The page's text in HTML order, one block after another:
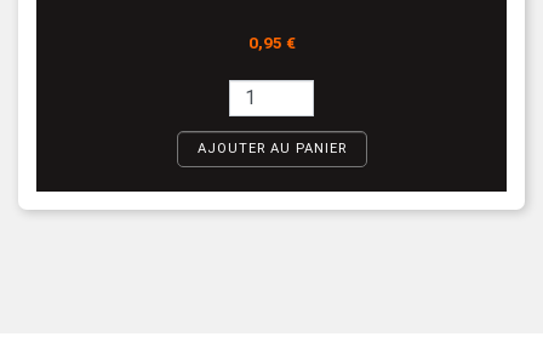
Prix
0,95 €
AJOUTER AU PANIER